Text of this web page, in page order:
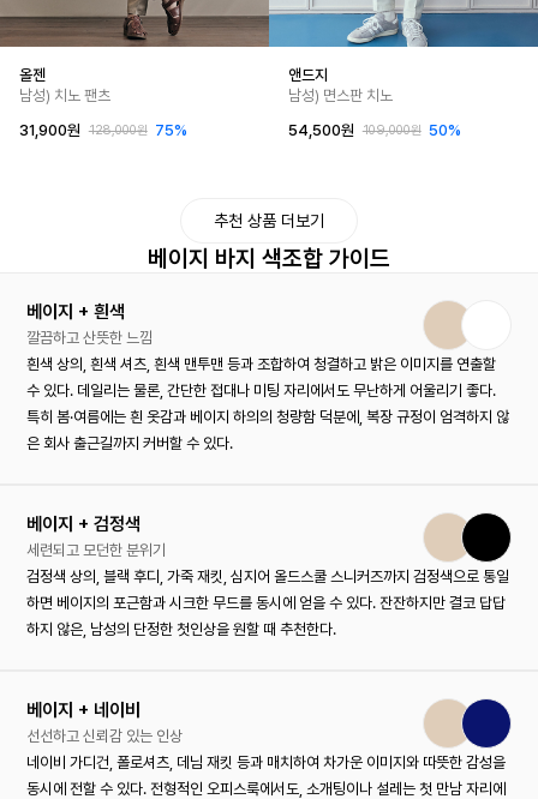
올젠
남성) 치노 팬츠
31,900원
128,000원 75%
앤드지
남성) 면스판 치노
54,500원
109,000원 50%
추천 상품 더보기
베이지 바지 색조합 가이드
베이지 + 흰색
깔끔하고 산뜻한 느낌
흰색 상의, 흰색 셔츠, 흰색 맨투맨 등과 조합하여 청결하고 밝은 이미지를 연출할
수 있다. 데일리는 물론, 간단한 접대나 미팅 자리에서도 무난하게 어울리기 좋다.
특히 봄·여름에는 흰 옷감과 베이지 하의의 청량함 덕분에, 복장 규정이 엄격하지 않
은 회사 출근길까지 커버할 수 있다.
베이지 + 검정색
세련되고 모던한 분위기
검정색 상의, 블랙 후디, 가죽 재킷, 심지어 올드스쿨 스니커즈까지 검정색으로 통일
하면 베이지의 포근함과 시크한 무드를 동시에 얻을 수 있다. 잔잔하지만 결코 답답
하지 않은, 남성의 단정한 첫인상을 원할 때 추천한다.
베이지 + 네이비
선선하고 신뢰감 있는 인상
네이비 가디건, 폴로셔츠, 데님 재킷 등과 매치하여 차가운 이미지와 따뜻한 감성을
동시에 전할 수 있다. 전형적인 오피스룩에서도, 소개팅이나 설레는 첫 만남 자리에